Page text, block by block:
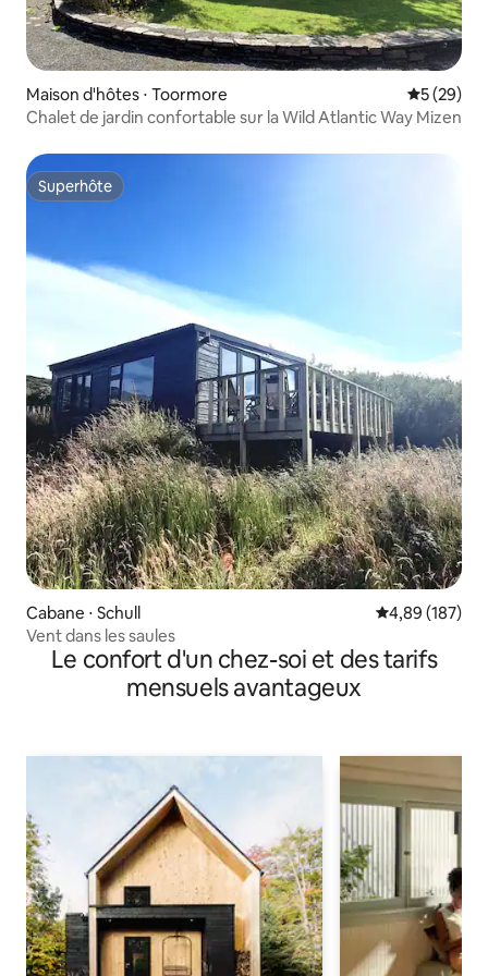
Maison d'hôtes ⋅ Toormore
5 (29)
Chalet de jardin confortable sur la Wild Atlantic Way Mizen
Superhôte
Superhôte
Cabane ⋅ Schull Évaluation
4,89 (187)
Vent dans les saules
Le confort d'un chez-soi et des tarifs
mensuels avantageux